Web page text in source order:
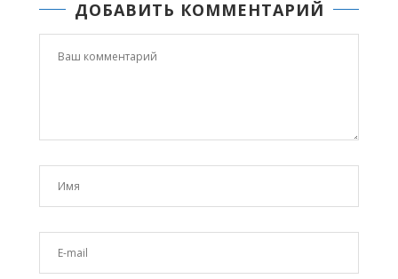
ДОБАВИТЬ КОММЕНТАРИЙ